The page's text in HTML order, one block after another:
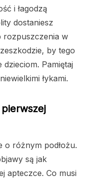
i łagodzą
dostaniesz
rozpuszczenia w
by tego
Pamiętaj
łykami.
o różnym podłożu.
są jak
apteczce. Co musi